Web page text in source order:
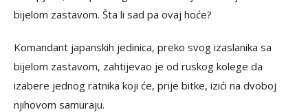
bijelom zastavom. Šta li sad pa ovaj hoće?
Komandant japanskih jedinica, preko svog izaslanika sa
bijelom zastavom, zahtijevao je od ruskog kolege da
izabere jednog ratnika koji će, prije bitke, izići na dvoboj
njihovom samuraju.